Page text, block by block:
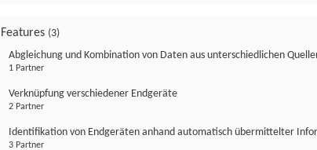
Features (3)
Abgleichung und Kombination von Daten aus unterschiedlichen
1 Partner
Verknüpfung verschiedener Endgeräte
2 Partner
Identifikation von Endgeräten anhand automatisch übermittelter
3 Partner